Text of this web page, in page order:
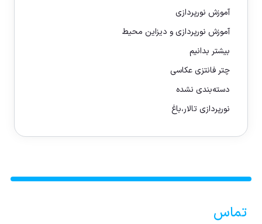
آموزش نورپردازی
آموزش نورپردازی و دیزاین محیط
بیشتر بدانیم
چتر فانتزی عکاسی
دسته‌بندی نشده
نورپردازی تالار،باغ
تماس